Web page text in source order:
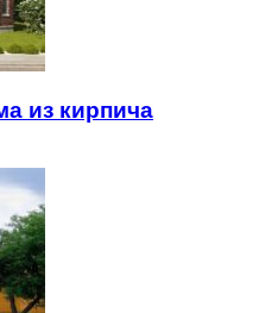
из кирпича